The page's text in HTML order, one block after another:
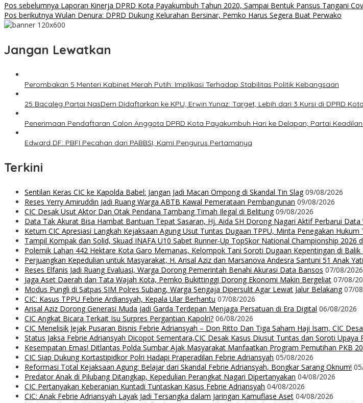
Pos sebelumnya Laporan Kinerja DPRD Kota Payakumbuh Tahun 2020, Sampai Bentuk Pansus Tangani
Pos berikutnya Wulan Denura: DPRD Dukung Kelurahan Bersinar, Pemko Harus Segera Buat Perwako
Jangan Lewatkan
Perombakan 5 Menteri Kabinet Merah Putih: Implikasi Terhadap Stabilitas Politik Kebangsaan
25 Bacaleg Partai NasDem Didaftarkan ke KPU, Erwin Yunaz: Target, Lebih dari 3 Kursi di DPRD
Penerimaan Pendaftaran Calon Anggota DPRD Kota Payakumbuh Hari ke Delapan; Partai
Edward DF: PBFI Pecahan dari PABBSI, Kami Pengurus Pertamanya
Terkini
Sentilan Keras CIC ke Kapolda Babel: Jangan Jadi Macan Ompong di Skandal Tin Slag 09/08/2026
Reses Yerry Amiruddin Jadi Ruang Warga ABTB Kawal Pemerataan Pembangunan 09/08/2026
CIC Desak Usut Aktor Dan Otak Pendana Tambang Timah Ilegal di Belitung 09/08/2026
Data Tak Akurat Bisa Hambat Bantuan Tepat Sasaran, Hj. Aida SH Dorong Nagari Aktif Perbarui Data
Ketum CIC Apresiasi Langkah Kejaksaan Agung Usut Tuntas Dugaan TPPU, Minta Penegakan
Tampil Kompak dan Solid, Skuad INAFA U10 Sabet Runner-Up TopSkor National Championship 2026
Polemik Lahan 442 Hektare Kota Garo Memanas, Kelompok Tani Soroti Dugaan Kepentingan di
Perjuangkan Kepedulian untuk Masyarakat, H. Arisal Aziz dan Marsanova Andesra Santuni 51 Anak
Reses Elfanis Jadi Ruang Evaluasi, Warga Dorong Pemerintah Benahi Akurasi Data Bansos 07/08/2026
Jaga Aset Daerah dan Tata Wajah Kota, Pemko Bukittinggi Dorong Ekonomi Makin Bergeliat 07/08/
Modus Pungli di Satpas SIM Polres Subang, Warga Sengaja Dipersulit Agar Lewat Jalur Belakang 07/
CIC: Kasus TPPU Febrie Ardiansyah, Kepala Ular Berhantu 07/08/2026
Arisal Aziz Dorong Generasi Muda Jadi Garda Terdepan Menjaga Persatuan di Era Digital 06/08/2026
CIC Angkat Bicara Terkait Isu Surpres Pergantian Kapolri? 06/08/2026
CIC Menelisik Jejak Pusaran Bisnis Febrie Adriansyah – Don Ritto Dan Tiga Saham Haji Isam, CIC
Status Jaksa Febrie Adriansyah Dicopot Sementara,CIC Desak Kasus Diusut Tuntas dan Soroti Upaya
Kesempatan Emas! Ditlantas Polda Sumbar Ajak Masyarakat Manfaatkan Program Pemutihan PKB
CIC Siap Dukung Kortastipidkor Polri Hadapi Praperadilan Febrie Adriansyah 05/08/2026
Reformasi Total Kejaksaan Agung: Belajar dari Skandal Febrie Adriansyah, Bongkar Sarang Oknum!
Predator Anak di Pilubang Ditangkap, Kepedulian Perangkat Nagari Dipertanyakan 04/08/2026
CIC Pertanyakan Keberanian Kuntadi Tuntaskan Kasus Febrie Adriansyah 04/08/2026
CIC: Anak Febrie Adriansyah Layak Jadi Tersangka dalam Jaringan Kamuflase Aset 04/08/2026